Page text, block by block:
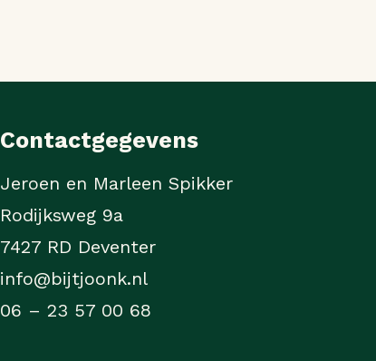
Contactgegevens
Jeroen en Marleen Spikker
Rodijksweg 9a
7427 RD Deventer
info@bijtjoonk.nl
06 – 23 57 00 68